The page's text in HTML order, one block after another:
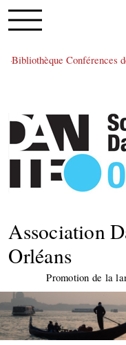
Bibliothèque Conférences
Association
Orléans
Promotion de la